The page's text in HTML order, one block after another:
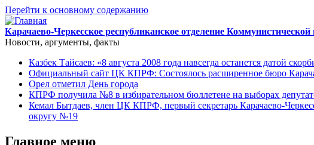
Перейти к основному содержанию
Карачаево-Черкесское республиканское отделение
Новости, аргументы, факты
Казбек Тайсаев: «8 августа 2008 года навсегда останется датой
Официальный сайт ЦК КПРФ: Состоялось расширенное бюро
Орел отметил День города
КПРФ получила №8 в избирательном бюллетене на выборах
Кемал Бытдаев, член ЦК КПРФ, первый секретарь Карачаево-
округу №19
Главное меню